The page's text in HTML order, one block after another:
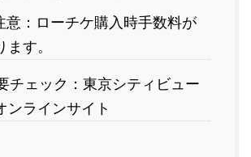
意：ローチケ購入時手数料が
ます。
チェック：東京シティビュー
ンラインサイト